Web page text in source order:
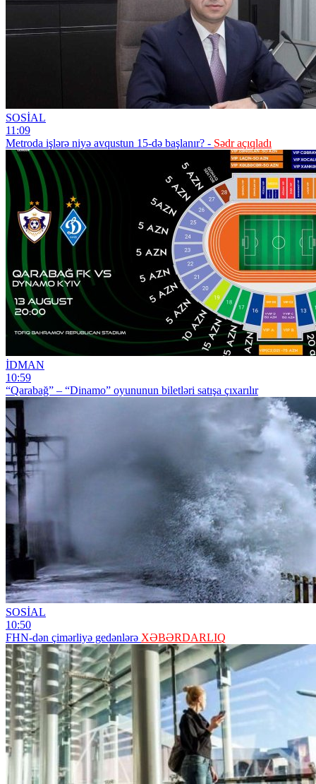
SOSİAL
11:09
Metroda işlərə niyə avqustun 15-də başlanır? - Sədr açıqladı
İDMAN
10:59
“Qarabağ” – “Dinamo” oyununun biletləri satışa çıxarılır
SOSİAL
10:50
FHN-dən çimərliyə gedənlərə XƏBƏRDARLIQ